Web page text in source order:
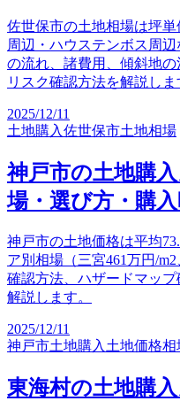
佐世保市の土地相場は坪単
周辺・ハウステンボス周
の流れ、諸費用、傾斜地
リスク確認方法を解説しま
2025/12/11
土地購入佐世保市土地相場
神戸市の土地購
場・選び方・購
神戸市の土地価格は平均
ア別相場（三宮461万円/
確認方法、ハザードマッ
解説します。
2025/12/11
神戸市土地購入 土地価格相
東海村の土地購